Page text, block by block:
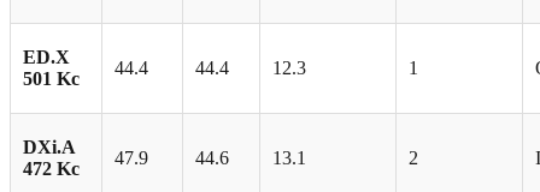
ED.X
501 Kc
44.4 44.4 12.3 1
DXi.A
472 Kc
47.9 44.6 13.1 2